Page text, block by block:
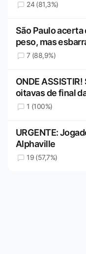
24 (81,3%)
São Paulo
peso, mas
7 (88,9%)
ONDE
oitavas de final
1 (100%)
URGENTE:
Alphaville
19 (57,7%)